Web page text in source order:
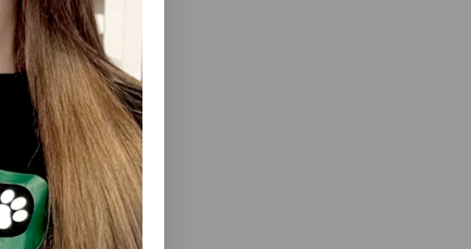
Gör
CAT
VƏ
QARA
#6901.
YAŞ YEM MYAU! QARACIYƏR ILƏ SOUSDA
YETKIN PIŞIKLƏR ÜÇÜN TAM RASIONLU